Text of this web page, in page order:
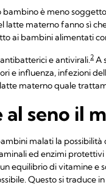
bambino è meno
materno fanno sì
ai bambini alimentati
e antivirali.2 A
e influenza, infezioni
materno quale
seno il
malati la
ed enzimi
equilibrio di vitamine e
Questo si traduce